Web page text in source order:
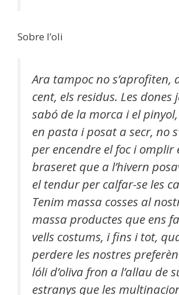
Sobre l’oli
Ara tampoc no s’aprofiten,
cent, els residus. Les dones
sabó de la morca i el
en pasta i posat a secr, no
per encendre el foc i omplir
braseret que a l’hivern
el tendur per calfar-se les
Tenim massa cosses al
massa productes que ens
vells costums, i fins i tot,
perdere les nostres
lóli d’oliva fron a l’allau de
estranys que les